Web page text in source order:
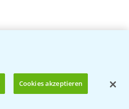
Cookies akzeptieren